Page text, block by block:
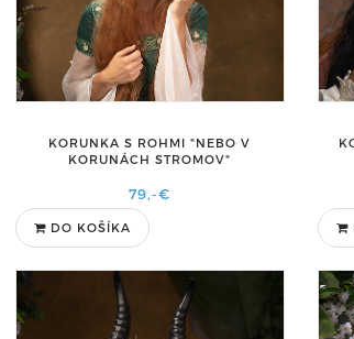
KORUNKA S ROHMI "NEBO V
KORUNÁCH STROMOV"
79,-€
DO KOŠÍKA